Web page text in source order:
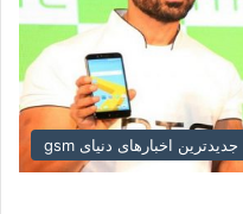
جدیدترین اخبارهای دنیای gsm